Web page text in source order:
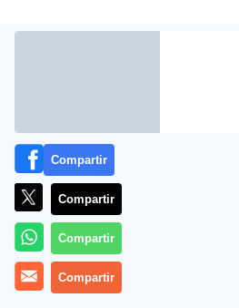
Pese a que Jorge Javier se ha
presentador estrella de
Compartir
Compartir
Compartir
Compartir